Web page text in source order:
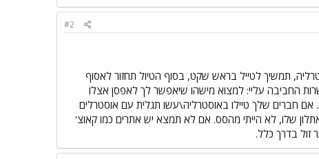
#2
תמשיך לטייל בראש שקט, בסוף הטיול תחזור לאסוף
החביבה עליי: למצוא מישהו שיאפשר לך לאפסן אצלו
חברים שלך טיילו באוסטרליה\עשו תגלית עם אוסטרלים
שלו, לא הייתי מהסס. אם לא תמצא יש אתרים כמו קאוצ'